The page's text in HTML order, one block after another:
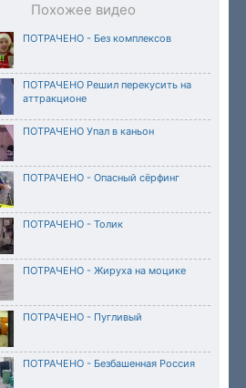
Похожее видео
ПОТРАЧЕНО - Без комплексов
ПОТРАЧЕНО Решил перекусить на
аттракционе
ПОТРАЧЕНО Упал в каньон
ПОТРАЧЕНО - Опасный сёрфинг
ПОТРАЧЕНО - Толик
ПОТРАЧЕНО - Жируха на моцике
ПОТРАЧЕНО - Пугливый
ПОТРАЧЕНО - Безбашенная Россия